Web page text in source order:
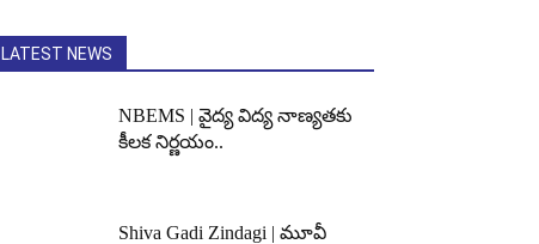
LATEST NEWS
NBEMS | వైద్య విద్య నాణ్యతకు
కీలక నిర్ణయం..
Shiva Gadi Zindagi | మూవీ